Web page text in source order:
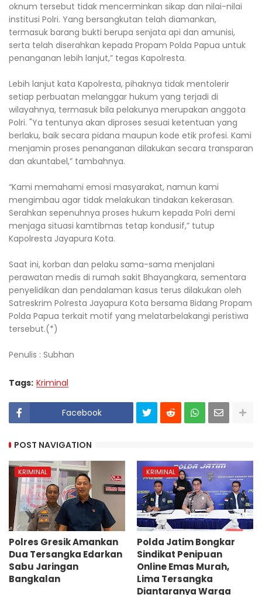
oknum tersebut tidak mencerminkan sikap dan nilai-nilai
institusi Polri. Yang bersangkutan telah diamankan,
termasuk barang bukti berupa senjata api dan amunisi,
serta telah diserahkan kepada Propam Polda Papua untuk
penanganan lebih lanjut,” tegas Kapolresta.
‎Lebih lanjut kata Kapolresta, pihaknya tidak mentolerir
setiap perbuatan melanggar hukum yang terjadi di
wilayahnya, termasuk bila pelakunya merupakan anggota
Polri. "Ya tentunya akan diproses sesuai ketentuan yang
berlaku, baik secara pidana maupun kode etik profesi. Kami
menjamin proses penanganan dilakukan secara transparan
dan akuntabel,” tambahnya.
‎“Kami memahami emosi masyarakat, namun kami
mengimbau agar tidak melakukan tindakan kekerasan.
Serahkan sepenuhnya proses hukum kepada Polri demi
menjaga situasi kamtibmas tetap kondusif,” tutup
Kapolresta Jayapura Kota.
‎Saat ini, korban dan pelaku sama-sama menjalani
perawatan medis di rumah sakit Bhayangkara, sementara
penyelidikan dan pendalaman kasus terus dilakukan oleh
Satreskrim Polresta Jayapura Kota bersama Bidang Propam
Polda Papua terkait motif yang melatarbelakangi peristiwa
tersebut.(*)
‎Penulis : Subhan
Tags: Kriminal
Facebook
POST NAVIGATION
KRIMINAL
Polres Gresik Amankan
Dua Tersangka Edarkan
Sabu Jaringan
Bangkalan
KRIMINAL
Polda Jatim Bongkar
Sindikat Penipuan
Online Emas Murah,
Lima Tersangka
Diantaranya Warga